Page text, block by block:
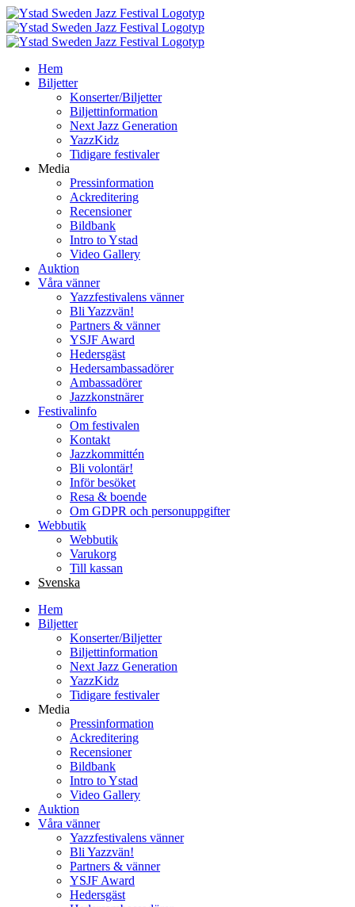
Fortsätt
till
innehållet
Hem
Biljetter
Konserter/Biljetter
Biljettinformation
Next Jazz Generation
YazzKidz
Tidigare festivaler
Media
Pressinformation
Ackreditering
Recensioner
Bildbank
Intro to Ystad
Video Gallery
Auktion
Våra vänner
Yazzfestivalens vänner
Bli Yazzvän!
Partners & vänner
YSJF Award
Hedersgäst
Hedersambassadörer
Ambassadörer
Jazzkonstnärer
Festivalinfo
Om festivalen
Kontakt
Jazzkommittén
Bli volontär!
Inför besöket
Resa & boende
Om GDPR och personuppgifter
Webbutik
Webbutik
Varukorg
Till kassan
Svenska
Hem
Biljetter
Konserter/Biljetter
Biljettinformation
Next Jazz Generation
YazzKidz
Tidigare festivaler
Media
Pressinformation
Ackreditering
Recensioner
Bildbank
Intro to Ystad
Video Gallery
Auktion
Våra vänner
Yazzfestivalens vänner
Bli Yazzvän!
Partners & vänner
YSJF Award
Hedersgäst